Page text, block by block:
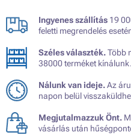
Ingyenes szállítás 19
feletti megrendelés
Széles választék.Több
38000 terméket kínálunk.
Nálunk van ideje.Az
napon belül
Megjutalmazzuk Önt.
vásárlás után